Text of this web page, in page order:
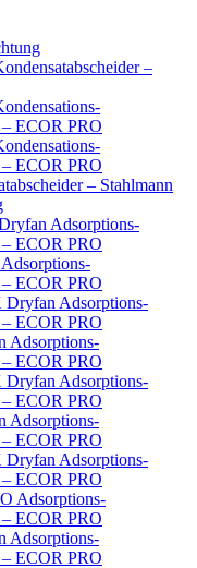
–
ECOR PRO
ECOR PRO
– Stahlmann
Adsorptions-
ECOR PRO
ECOR PRO
Adsorptions-
ECOR PRO
Adsorptions-
ECOR PRO
Adsorptions-
ECOR PRO
Adsorptions-
ECOR PRO
Adsorptions-
ECOR PRO
Adsorptions-
ECOR PRO
Adsorptions-
ECOR PRO